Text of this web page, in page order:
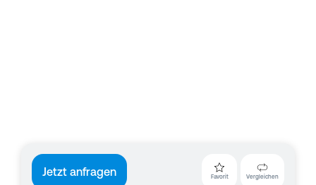
Jetzt anfragen Favorit Vergleichen